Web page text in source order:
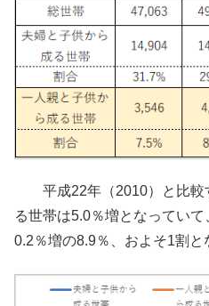
平成22年（2010）と比較
る世帯は5.0％増となってい
0.2％増の8.9％、およそ1割と